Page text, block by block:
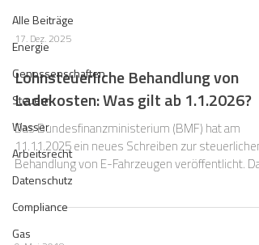
Alle Beiträge
Energie
Genossenschaften
Steuern
Wasser
Arbeitsrecht
Datenschutz
Compliance
Gas
17. Dez. 2025
Lohnsteuerliche Behandlung von
Ladekosten: Was gilt ab 1.1.2026?
Das Bundesfinanzministerium (BMF) hat am
11.11.2025 ein neues Schreiben zur steuerlichen
Behandlung von E-Fahrzeugen veröffentlicht. Das
Schreiben enthält einige Präzisierungen und
Änderungen für E-Fahrzeuge, die Arbeitgeber bei
der Lohnabrechnung ab dem kommenden Jahr
beachten sollten.